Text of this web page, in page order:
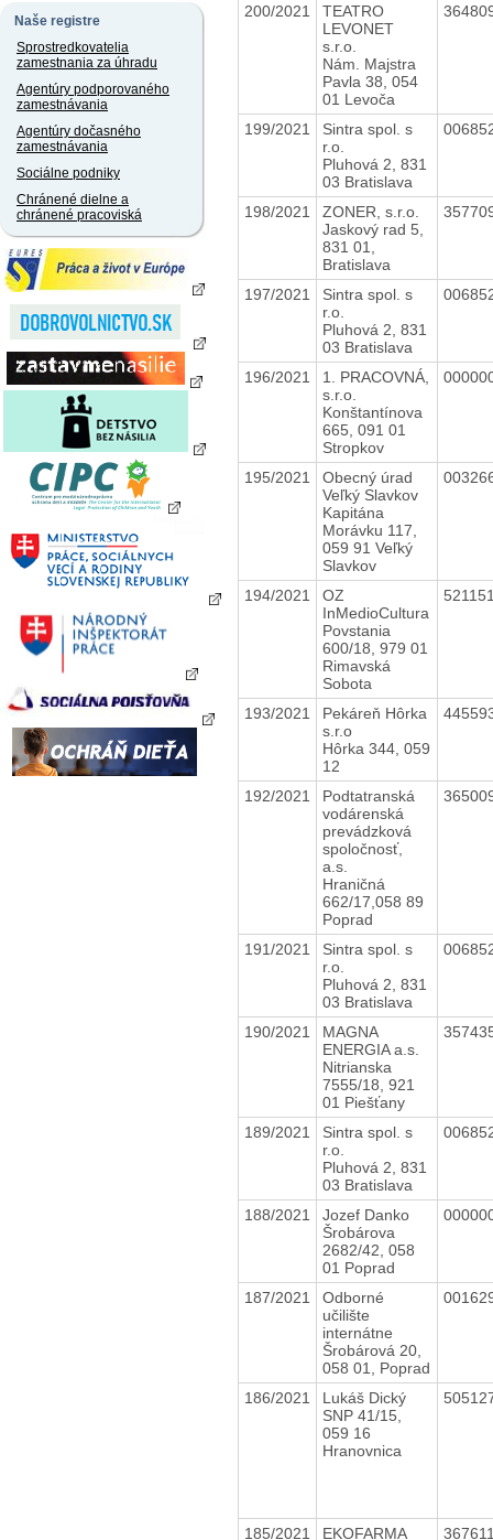
Naše registre
Sprostredkovatelia
zamestnania za úhradu
Agentúry podporovaného
zamestnávania
Agentúry dočasného
zamestnávania
Sociálne podniky
Chránené dielne a
chránené pracoviská
200/2021
TEATRO
LEVONET
s.r.o.
Nám. Majstra
Pavla 38, 054
01 Levoča
199/2021
Sintra spol. s
r.o.
Pluhová 2, 831
03 Bratislava
198/2021
ZONER, s.r.o.
Jaskový rad 5,
831 01,
Bratislava
197/2021
Sintra spol. s
r.o.
Pluhová 2, 831
03 Bratislava
196/2021
1. PRACOVNÁ,
s.r.o.
Konštantínova
665, 091 01
Stropkov
195/2021
Obecný úrad
Veľký Slavkov
Kapitána
Morávku 117,
059 91 Veľký
Slavkov
194/2021
OZ
InMedioCultura
Povstania
600/18, 979 01
Rimavská
Sobota
193/2021
Pekáreň Hôrka
s.r.o
Hôrka 344, 059
12
192/2021
Podtatranská
vodárenská
prevádzková
spoločnosť,
a.s.
Hraničná
662/17,058 89
Poprad
191/2021
Sintra spol. s
r.o.
Pluhová 2, 831
03 Bratislava
190/2021
MAGNA
ENERGIA a.s.
Nitrianska
7555/18, 921
01 Piešťany
189/2021
Sintra spol. s
r.o.
Pluhová 2, 831
03 Bratislava
188/2021
Jozef Danko
Šrobárova
2682/42, 058
01 Poprad
187/2021
Odborné
učilište
internátne
Šrobárová 20,
058 01, Poprad
186/2021
Lukáš Dický
SNP 41/15,
059 16
Hranovnica
185/2021 EKOFARMA